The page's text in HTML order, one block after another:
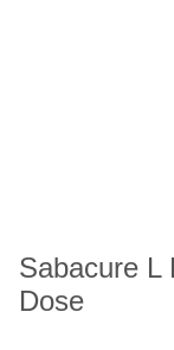
Sabacure L
Dose